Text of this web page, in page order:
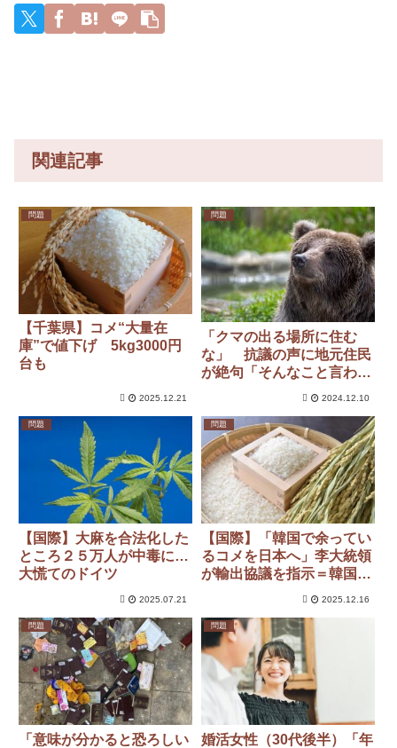
関連記事
問題
【千葉県】コメ“大量在
庫”で値下げ 5kg3000円
台も
2025.12.21
問題
「クマの出る場所に住む
な」 抗議の声に地元住民
が絶句「そんなこと言われ
2024.12.10
問題
【国際】大麻を合法化した
ところ２５万人が中毒に…
大慌てのドイツ
2025.07.21
問題
【国際】「韓国で余ってい
るコメを日本へ」李大統領
が輸出協議を指示＝韓国ネ
2025.12.16
問題
「意味が分かると恐ろしい
問題
婚活女性（30代後半）「年